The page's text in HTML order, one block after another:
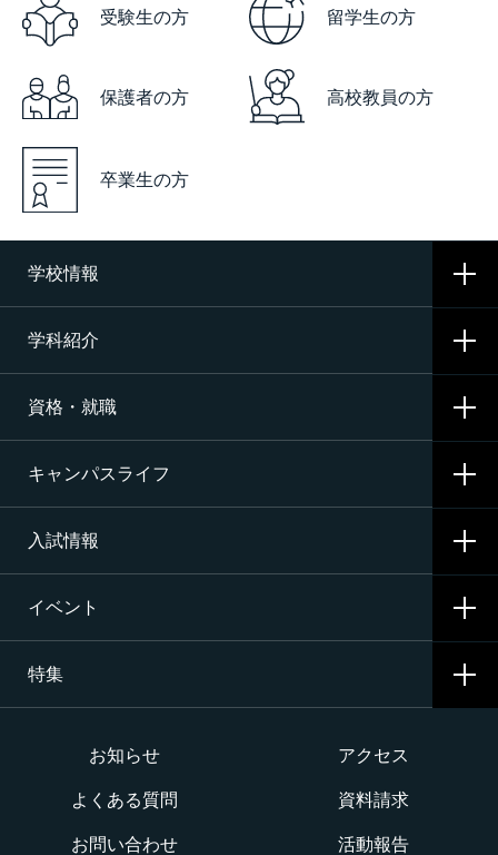
受験生の方 留学生の方
保護者の方 高校教員の方
卒業生の方
学校情報
学校概要
沿革
施設・設備
学科紹介
CNAの3つの学科
航空整備科
エアライン（ANA・JAL）整備士養成コース
二等航空整備士コース［ヘリコプタータービン専攻］
構造整備・製造コース
資格・就職
資格サポート・めざす資格
就職サポート・内定先
就職活動
キャンパスライフ
学校生活
寮生活
入試情報
入試要項・出願・会場
学費・奨学金・教育ローン
イベント
イベント一覧
イベントカレンダー
オープンキャンパス
特集
大学か専門学校か
航空整備士になるには？
お知らせ アクセス
よくある質問 資料請求
お問い合わせ 活動報告